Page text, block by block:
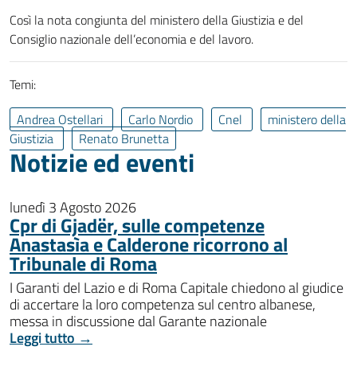
Così la nota congiunta del ministero della Giustizia e del
Consiglio nazionale dell’economia e del lavoro.
Temi:
Andrea Ostellari
Carlo Nordio Cnel
ministero della
Giustizia
Renato Brunetta
Notizie ed eventi
lunedì 3 Agosto 2026
Cpr di Gjadër, sulle competenze
Anastasìa e Calderone ricorrono al
Tribunale di Roma
I Garanti del Lazio e di Roma Capitale chiedono al giudice
di accertare la loro competenza sul centro albanese,
messa in discussione dal Garante nazionale
Leggi tutto →